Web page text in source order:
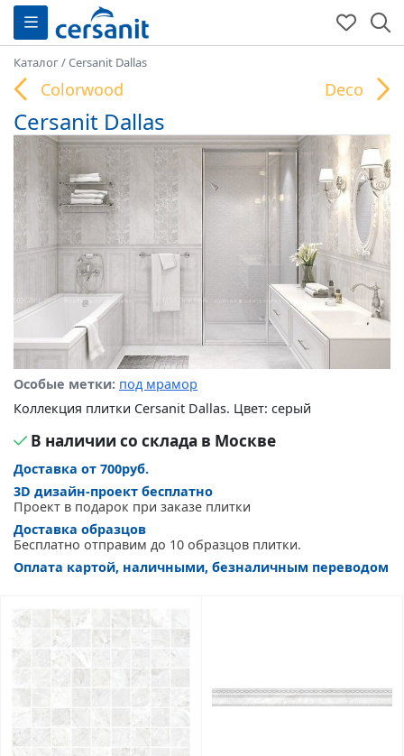
Каталог/Cersanit Dallas
Colorwood Deco
Cersanit Dallas
Особые метки: под мрамор
Коллекция плитки Cersanit Dallas. Цвет: серый
В наличии со склада в Москве
Доставка от 700руб.
3D дизайн-проект бесплатно
Проект в подарок при заказе плитки
Доставка образцов
Бесплатно отправим до 10 образцов плитки.
Оплата картой, наличными, безналичным переводом